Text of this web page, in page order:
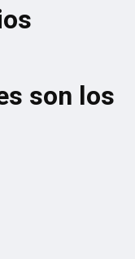
son los